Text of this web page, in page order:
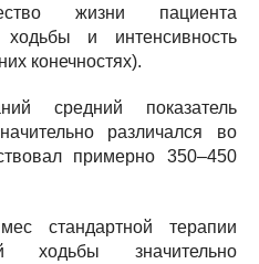
жизни пациента
ходьбы и интенсивность
конечностях).
средний показатель
различался во
примерно 350–450
стандартной терапии
ходьбы значительно